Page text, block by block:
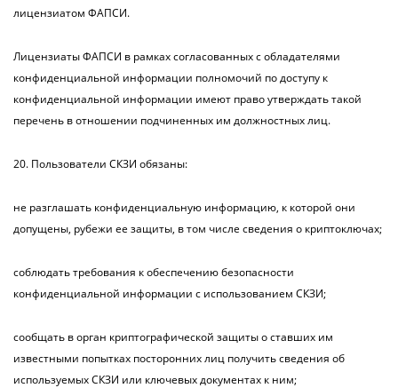
лицензиатом ФАПСИ.
Лицензиаты ФАПСИ в рамках согласованных с обладателями
конфиденциальной информации полномочий по доступу к
конфиденциальной информации имеют право утверждать такой
перечень в отношении подчиненных им должностных лиц.
20. Пользователи СКЗИ обязаны:
не разглашать конфиденциальную информацию, к которой они
допущены, рубежи ее защиты, в том числе сведения о криптоключах;
соблюдать требования к обеспечению безопасности
конфиденциальной информации с использованием СКЗИ;
сообщать в орган криптографической защиты о ставших им
известными попытках посторонних лиц получить сведения об
используемых СКЗИ или ключевых документах к ним;